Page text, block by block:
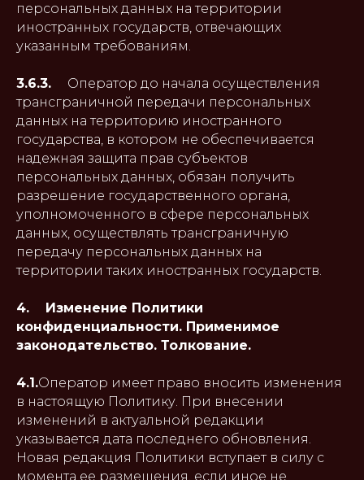
персональных данных на территории
иностранных государств, отвечающих
указанным требованиям.
3.6.3. Оператор до начала осуществления
трансграничной передачи персональных
данных на территорию иностранного
государства, в котором не обеспечивается
надежная защита прав субъектов
персональных данных, обязан получить
разрешение государственного органа,
уполномоченного в сфере персональных
данных, осуществлять трансграничную
передачу персональных данных на
территории таких иностранных государств.
4. Изменение Политики
конфиденциальности. Применимое
законодательство. Толкование.
4.1.Оператор имеет право вносить изменения
в настоящую Политику. При внесении
изменений в актуальной редакции
указывается дата последнего обновления.
Новая редакция Политики вступает в силу с
момента ее размещения, если иное не